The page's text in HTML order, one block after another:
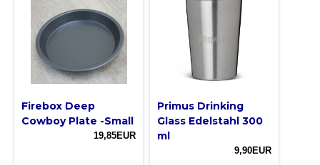
Firebox Deep
Cowboy Plate -Small
19,85EUR
Primus Drinking
Glass Edelstahl 300
ml
9,90EUR